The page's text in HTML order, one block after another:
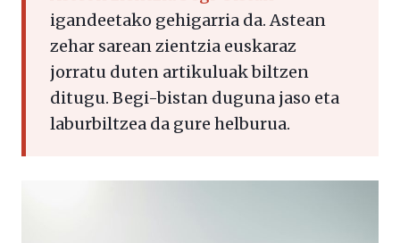
igandeetako gehigarria da. Astean
zehar sarean zientzia euskaraz
jorratu duten artikuluak biltzen
ditugu. Begi-bistan duguna jaso eta
laburbiltzea da gure helburua.